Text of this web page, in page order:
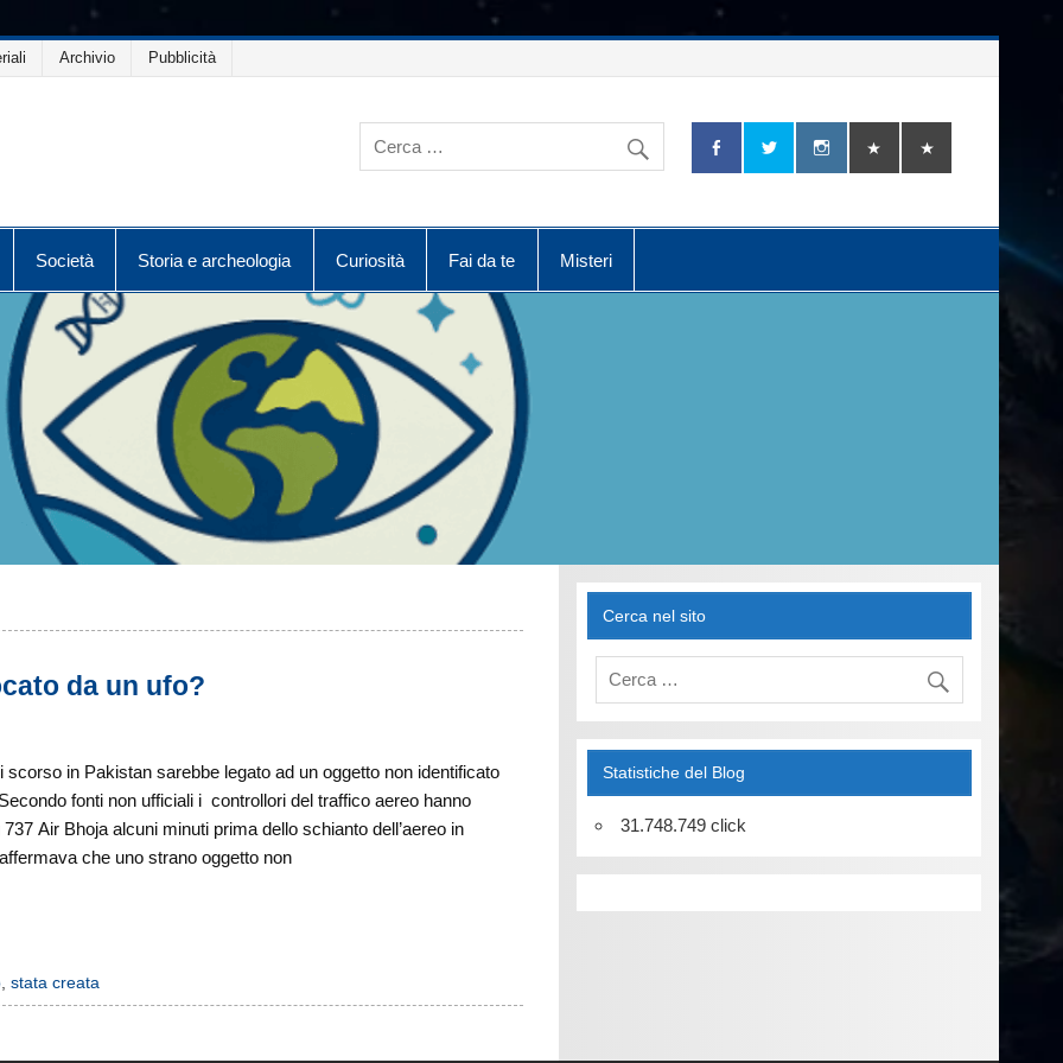
Archivio Pubblicità
Società Storia e archeologia Curiosità Fai da te Misteri
da un ufo?
in Pakistan sarebbe legato ad un oggetto non identificato
fonti non ufficiali i controllori del traffico aereo hanno
Air Bhoja alcuni minuti prima dello schianto dell’aereo in
che uno strano oggetto non
,stata creata
Cerca nel sito
Statistiche del Blog
31.748.749 click